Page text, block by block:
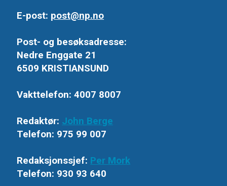
E-post: post@np.no
Post- og besøksadresse:
Nedre Enggate 21
6509 KRISTIANSUND
Vakttelefon: 4007 8007
Redaktør: John Berge
Telefon: 975 99 007
Redaksjonssjef: Per Mork
Telefon: 930 93 640